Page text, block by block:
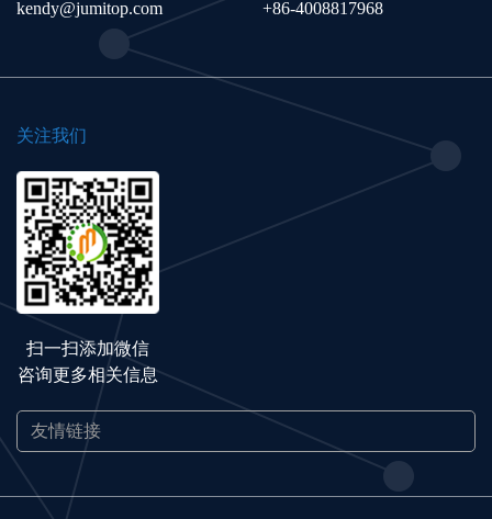
kendy@jumitop.com
+86-4008817968
关注我们
扫一扫添加微信
咨询更多相关信息